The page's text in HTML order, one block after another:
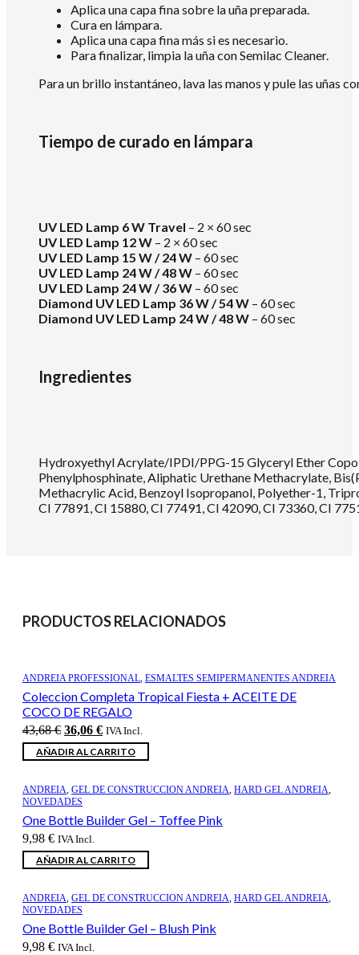
Aplica una capa fina sobre la uña preparada.
Cura en lámpara.
Aplica una capa fina más si es necesario.
Para finalizar, limpia la uña con Semilac Cleaner.
Para un brillo instantáneo, lava las manos y pule las uñas
Tiempo de curado en lámpara
UV LED Lamp 6 W Travel – 2 × 60 sec
UV LED Lamp 12 W – 2 × 60 sec
UV LED Lamp 15 W / 24 W – 60 sec
UV LED Lamp 24 W / 48 W – 60 sec
UV LED Lamp 24 W / 36 W – 60 sec
Diamond UV LED Lamp 36 W / 54 W – 60 sec
Diamond UV LED Lamp 24 W / 48 W – 60 sec
Ingredientes
Hydroxyethyl Acrylate/IPDI/PPG-15 Glyceryl Ether
Phenylphosphinate, Aliphatic Urethane Methacrylate,
Methacrylic Acid, Benzoyl Isopropanol, Polyether-1,
CI 77891, CI 15880, CI 77491, CI 42090, CI 73360, CI
PRODUCTOS RELACIONADOS
ANDREIA PROFESSIONAL, ESMALTES SEMIPERMANENTES ANDREIA
Coleccion Completa Tropical Fiesta + ACEITE DE
COCO DE REGALO
43,68€ El
precio
original
43,68 €.
36,06 €El
precio
actual
36,06 €.
IVA Incl.
AÑADIR AL CARRITO
ANDREIA, GEL DE CONSTRUCCION ANDREIA, HARD GEL ANDREIA,
NOVEDADES
One Bottle Builder Gel – Toffee Pink
9,98 € IVA Incl.
AÑADIR AL CARRITO
ANDREIA, GEL DE CONSTRUCCION ANDREIA, HARD GEL ANDREIA,
NOVEDADES
One Bottle Builder Gel – Blush Pink
9,98 € IVA Incl.